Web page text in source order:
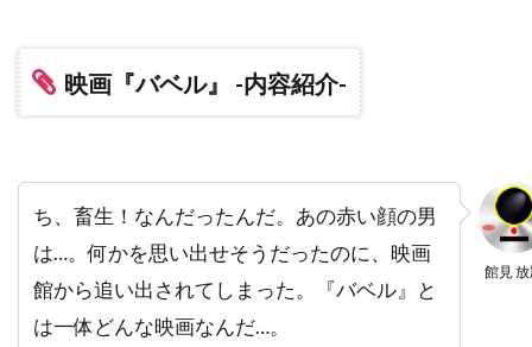
デュール・ヒル
デューンエンターテインメント
デンゼル・ワシントン
デンマーク
デヴィッド・O・ラッセル
デヴィッド・S・ウォード
デヴィッド・アルパー
デヴィッド・アーノルド
映画『バベル』 -内容紹介-
館見
ち、畜生！なんだったんだ。あの赤い顔の男
は…。何かを思い出せそうだったのに、映画
館から追い出されてしまった。『バベル』と
は一体どんな映画なんだ…。